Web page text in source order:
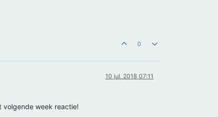
0
10 jul. 2018 07:11
volgende week reactie!